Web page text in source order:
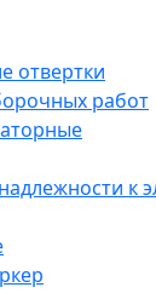
отвертки
работ
к